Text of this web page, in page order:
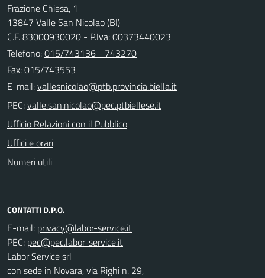
Frazione Chiesa, 1
13847 Valle San Nicolao (BI)
C.F. 83000930020 - P.Iva: 00373440023
Telefono:015/743136 - 743270
Fax: 015/743553
E-mail:
PEC:
Ufficio Relazioni con il Pubblico
Uffici e orari
Numeri utili
CONTATTI D.P.O.
E-mail:
PEC:
Labor Service srl
con sede in Novara, via Righi n. 29,